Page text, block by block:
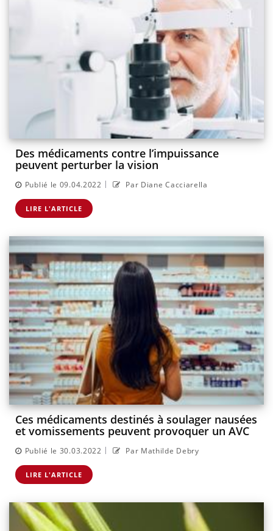
​​Des médicaments contre l’impuissance
peuvent perturber la vision
Publié le 09.04.2022 | Par Diane Cacciarella
LIRE L'ARTICLE
Ces médicaments destinés à soulager nausées
et vomissements peuvent provoquer un AVC
Publié le 30.03.2022 | Par Mathilde Debry
LIRE L'ARTICLE